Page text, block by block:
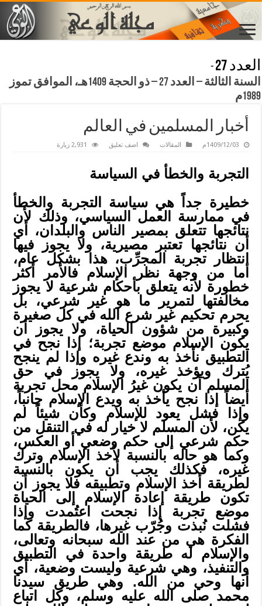
العدد 27
-
السنة الثالثة – العدد 27 – ذو الحجة 1409هـ، الموافق تموز
1989م
أخبار المسلمين في العالم
1409/12/03م المقالات اضف تعليق 2,931 زيارة
التجربة والخطأ في السياسة
خطيرة جداً هي سياسة التجربة والخطأ
في ممارسة العمل السياسي، وذلك لأن
نتائجها تتعلق بمصير الناس والبلدان، أي
أن نتائجها تعتبر مصيرية، ولا يجوز فيها
انتظار تجربة المجرِّب، هذا بشكل عام،
أما من وجهة نظر الإسلام فالأمر أكثر
خطورة لأنه يتعلق بأحكام شرعية لا يجوز
مخالفتها لتمرير ما هو غير شرعي، بل
يحرم تحكيم غير شرع الله في كل صغيرة
وكبيرة من شؤون الحياة، ولا يجوز أن
يكون الإسلام موضع تجربة؛ إذا نجح في
التطبيق نأخذ به وندع غيره وإذا لم ينجح
يُترك ويؤخذ غيره، ولا يجوز في حق
المسلم أن يكون غيرُ الإسلام محل تجربة
أيضاً إذا نجح يأخذ به ويدع الإسلام جانباً،
وإذا فشل يعود للإسلام وكأن شيئاً لم
يكن، لأن المسلم لا خيار له في التنقل من
حكم شرعي إلى حكم وضعي أو العكس،
وكما هو حاله بالنسبة لأخذ الإسلام وترك
غيره، فكذلك يجب أن يكون بالنسبة
لطريقة أخذ الإسلام وتطبيقه فلا يجوز أن
تكون طريقة إعادة الإسلام إلى الحياة
موضع تجربة إذا نجحت اعتُمدت وإذا
فشلت نُبذت وجُرّب غيرها، فالطريقة كما
الفكرة هي من عند الله سبحانه وتعالى،
والإسلام له طريقة واحدة في التطبيق
والتنفيذ، وهي شرعية وليست وضعية، أي
أنها وحي من الله. وهي طريق سيدنا
محمد صلى الله عليه وسلم، وكل اتباع